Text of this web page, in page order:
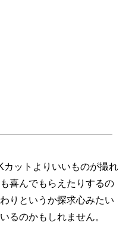
ットよりいいものが撮れ
喜んでもらえたりするの
りというか探求心みたい
るのかもしれません。